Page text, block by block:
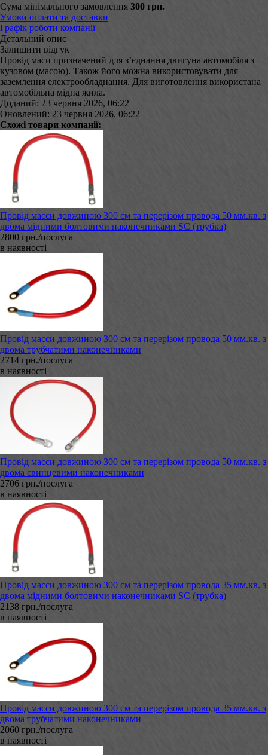
Сума мінімального замовлення 300 грн.
Умови оплати та доставки
Графік роботи компанії
Детальний опис
Залишити відгук
Провід маси призначений для з’єднання двигуна автомобіля з
кузовом (масою). Також його можна використовувати для
заземлення електрообладнання. Для виготовлення використана
автомобільна мідна жила.
Доданий: 23 червня 2026, 06:22
Оновлений: 23 червня 2026, 06:22
Схожі товари компанії:
Провід масси довжиною 300 см та перерізом провода 50 мм.кв. з
двома мідними болтовими наконечниками SC (трубка)
2800 грн./послуга
в наявності
Провід масси довжиною 300 см та перерізом провода 50 мм.кв. з
двома трубчатими наконечниками
2714 грн./послуга
в наявності
Провід масси довжиною 300 см та перерізом провода 50 мм.кв. з
двома свинцевими наконечниками
2706 грн./послуга
в наявності
Провід масси довжиною 300 см та перерізом провода 35 мм.кв. з
двома мідними болтовими наконечниками SC (трубка)
2138 грн./послуга
в наявності
Провід масси довжиною 300 см та перерізом провода 35 мм.кв. з
двома трубчатими наконечниками
2060 грн./послуга
в наявності